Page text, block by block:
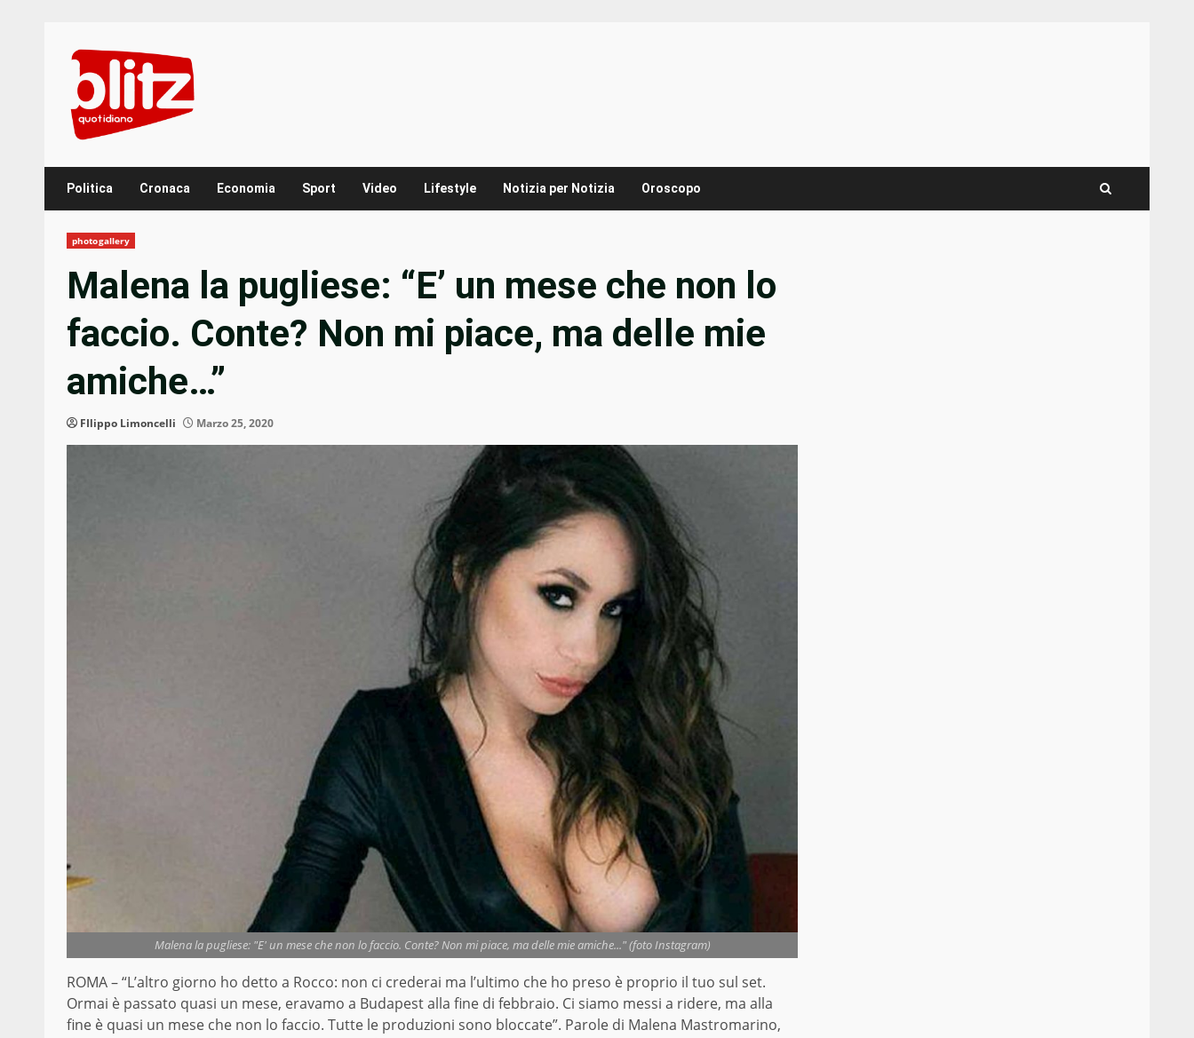
content
Politica Cronaca Economia Sport Video Lifestyle Notizia per Notizia Oroscopo
photogallery
Malena la pugliese: “E’ un mese che non lo
faccio. Conte? Non mi piace, ma delle mie
amiche…”
FIlippo Limoncelli Marzo 25, 2020
Malena la pugliese: "E' un mese che non lo faccio. Conte? Non mi piace, ma delle mie amiche..." (foto Instagram)
ROMA – “L’altro giorno ho detto a Rocco: non ci crederai ma l’ultimo che ho preso è proprio il tuo sul set.
Ormai è passato quasi un mese, eravamo a Budapest alla fine di febbraio. Ci siamo messi a ridere, ma alla
fine è quasi un mese che non lo faccio. Tutte le produzioni sono bloccate”. Parole di Malena Mastromarino,